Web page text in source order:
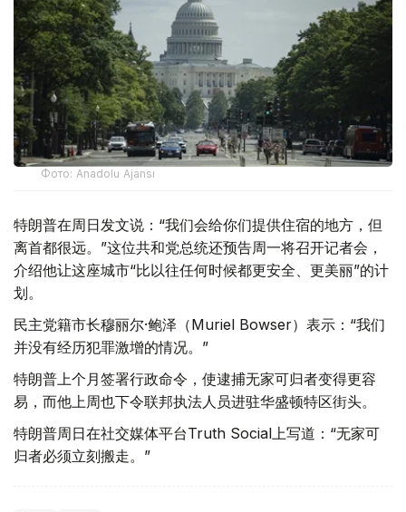
Фото: Anadolu Ajansı
特朗普在周日发文说：“我们会给你们提供住宿的地方，但
离首都很远。”这位共和党总统还预告周一将召开记者会，
介绍他让这座城市“比以往任何时候都更安全、更美丽”的计
划。
民主党籍市长穆丽尔·鲍泽（Muriel Bowser）表示：“我们
并没有经历犯罪激增的情况。”
特朗普上个月签署行政命令，使逮捕无家可归者变得更容
易，而他上周也下令联邦执法人员进驻华盛顿特区街头。
特朗普周日在社交媒体平台Truth Social上写道：“无家可
归者必须立刻搬走。”